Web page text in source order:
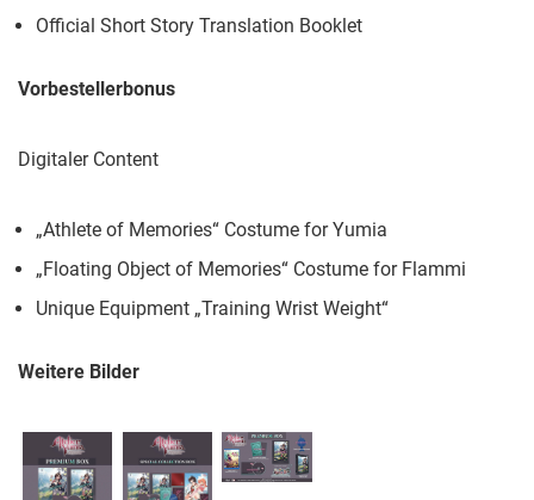
Official Short Story Translation Booklet
Vorbestellerbonus
Digitaler Content
„Athlete of Memories“ Costume for Yumia
„Floating Object of Memories“ Costume for Flammi
Unique Equipment „Training Wrist Weight“
Weitere Bilder